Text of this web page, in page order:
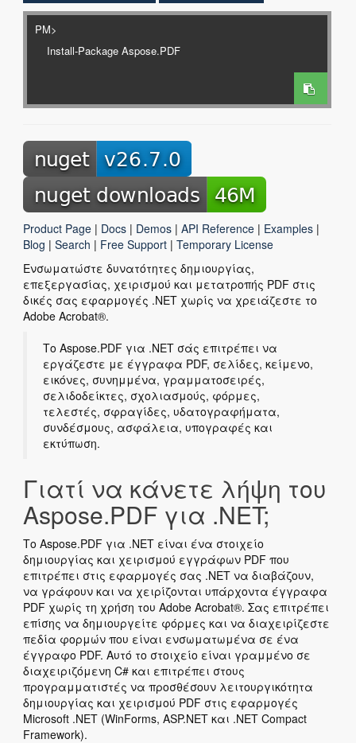
PM>
Product Page | Docs | Demos | API Reference | Examples |
Blog | Search | Free Support | Temporary License
Ενσωματώστε δυνατότητες δημιουργίας,
επεξεργασίας, χειρισμού και μετατροπής PDF στις
δικές σας εφαρμογές .NET χωρίς να χρειάζεστε το
Adobe Acrobat®.
Το Aspose.PDF για .NET σάς επιτρέπει να
εργάζεστε με έγγραφα PDF, σελίδες, κείμενο,
εικόνες, συνημμένα, γραμματοσειρές,
σελιδοδείκτες, σχολιασμούς, φόρμες,
τελεστές, σφραγίδες, υδατογραφήματα,
συνδέσμους, ασφάλεια, υπογραφές και
εκτύπωση.
Γιατί να κάνετε λήψη του
Aspose.PDF για .NET;
Το Aspose.PDF για .NET είναι ένα στοιχείο
δημιουργίας και χειρισμού εγγράφων PDF που
επιτρέπει στις εφαρμογές σας .NET να διαβάζουν,
να γράφουν και να χειρίζονται υπάρχοντα έγγραφα
PDF χωρίς τη χρήση του Adobe Acrobat®. Σας επιτρέπει
επίσης να δημιουργείτε φόρμες και να διαχειρίζεστε
πεδία φορμών που είναι ενσωματωμένα σε ένα
έγγραφο PDF. Αυτό το στοιχείο είναι γραμμένο σε
διαχειριζόμενη C# και επιτρέπει στους
προγραμματιστές να προσθέσουν λειτουργικότητα
δημιουργίας και χειρισμού PDF στις εφαρμογές
Microsoft .NET (WinForms, ASP.NET και .NET Compact
Framework).